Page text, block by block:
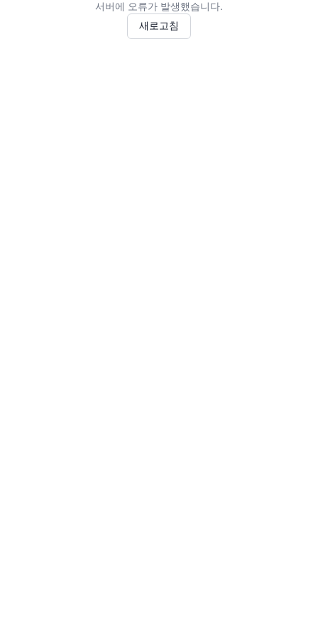
서버에 오류가 발생했습니다.
새로고침